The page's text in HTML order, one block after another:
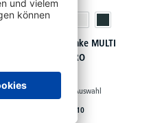
Garderobenschränke MULTI
MODUL-PRO
30 Varianten zur Auswahl
10